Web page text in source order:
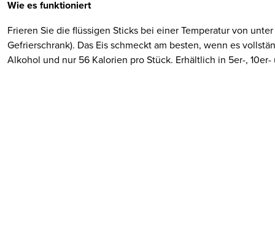
Wie es funktioniert
Frieren Sie die flüssigen Sticks bei einer Temperatur von unter
Gefrierschrank). Das Eis schmeckt am besten, wenn es
Alkohol und nur 56 Kalorien pro Stück. Erhältlich in 5er-,